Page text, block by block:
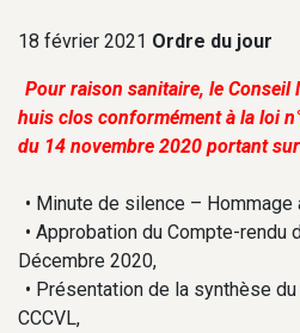
18 février 2021 Ordre du jour
Pour raison sanitaire, le Conseil
huis clos conformément à la loi
du 14 novembre 2020 portant sur
• Minute de silence – Hommage
• Approbation du Compte-rendu
Décembre 2020,
• Présentation de la synthèse
CCCVL,